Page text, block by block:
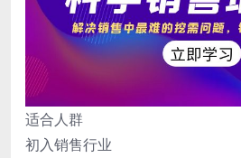
适合人群
初入销售行业